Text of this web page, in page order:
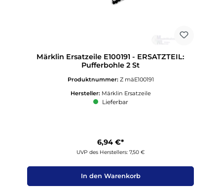
Märklin Ersatzeile E100191 - ERSATZTEIL:
Pufferbohle 2 St
Produktnummer: Z mäE100191
Hersteller: Märklin Ersatzeile
Lieferbar
6,94 €*
UVP des Herstellers: 7,50 €
In den Warenkorb